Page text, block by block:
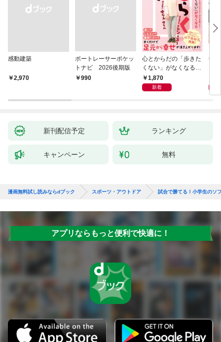
感動建築
￥2,970
ボートレーサーポケッ
トナビ 2026後期版
￥990
心とからだの「歩きた
くない」がなくなる
らせん流 ゆるらく歩
き
1,870
新着
剣
新刊配信予定 ランキング
キャンペーン 無料
漫画無料試し読みならdブック スポーツ・アウトドア 試合で勝てる！小学生のソ
アプリならもっと便利で快適に！